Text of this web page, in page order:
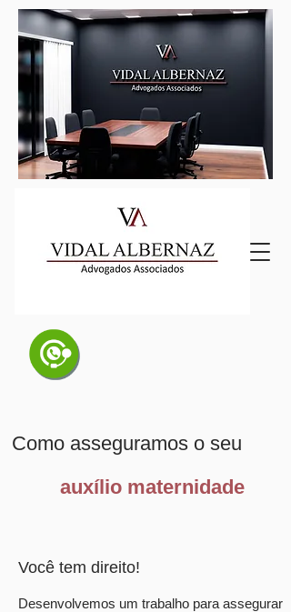
Como asseguramos o seu
auxílio maternidade
Você tem direito!
Desenvolvemos um trabalho para assegurar